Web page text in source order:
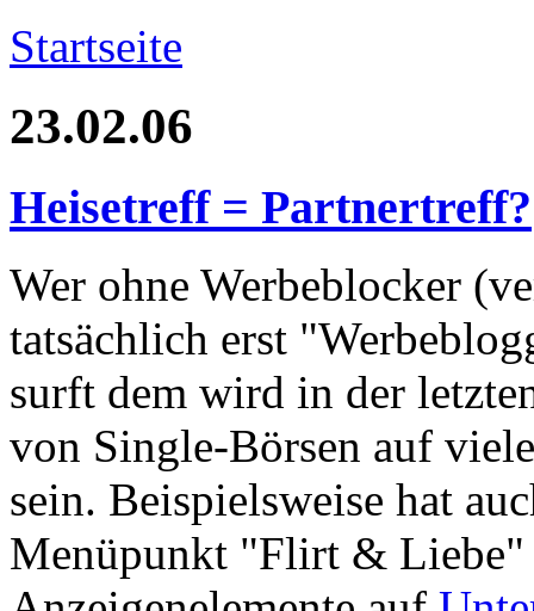
Startseite
23.02.06
Heisetreff = Partnertreff?
Wer ohne Werbeblocker
tatsächlich erst
surft dem wird in der
von Single-Börsen auf
sein. Beispielsweise hat
Menüpunkt "Flirt & Liebe"